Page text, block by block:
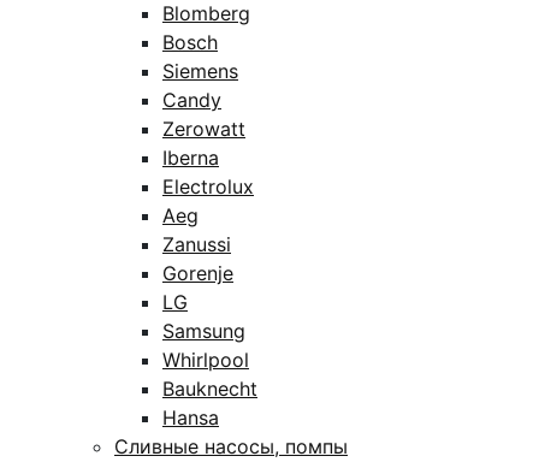
Blomberg
Bosch
Siemens
Candy
Zerowatt
Iberna
Electrolux
Aeg
Zanussi
Gorenje
LG
Samsung
Whirlpool
Bauknecht
Hansa
Сливные насосы, помпы